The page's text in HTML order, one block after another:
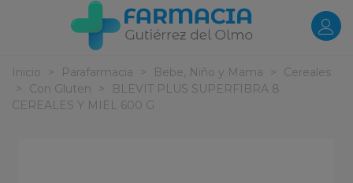
Inicio > Parafarmacia > Bebe, Niño y Mama >
Cereales
>
Con Gluten >
BLEVIT PLUS SUPERFIBRA 8
CEREALES Y MIEL 600 G